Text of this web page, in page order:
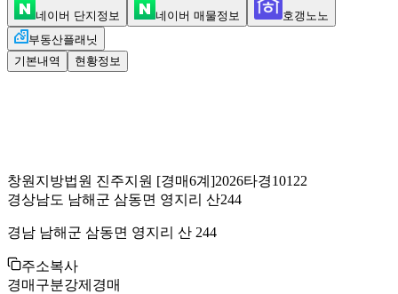
네이버 단지정보 네이버 매물정보
호갱노노
부동산플래닛
기본내역
현황정보
창원지방법원 진주지원 [경매6계]2026타경10122
경상남도 남해군 삼동면 영지리 산244
경남 남해군 삼동면 영지리 산 244
주소복사
경매구분강제경매